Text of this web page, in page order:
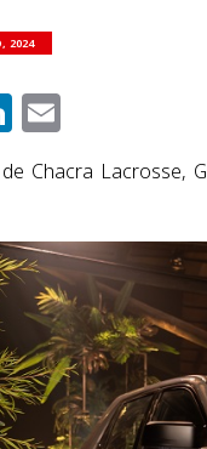
2024
LinkedIn
Chacra Lacrosse,